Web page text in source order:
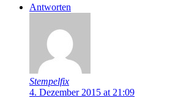
Antworten
Stempelfix
4. Dezember 2015 at 21:09